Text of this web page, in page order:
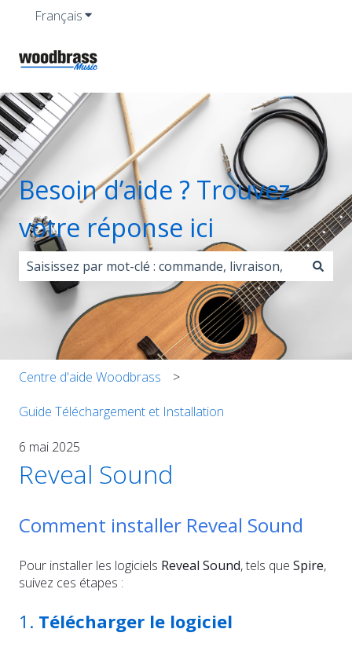
FrançaisAfficher le sous-menu pour les traductions
Besoin d’aide ? Trouvez
votre réponse ici
Il n'y a aucune suggestion car le champ de
Centre d'aide Woodbrass
Guide Téléchargement et Installation
6 mai 2025
Reveal Sound
Comment installer Reveal Sound
Pour installer les logiciels Reveal Sound, tels que Spire,
suivez ces étapes :
1. Télécharger le logiciel